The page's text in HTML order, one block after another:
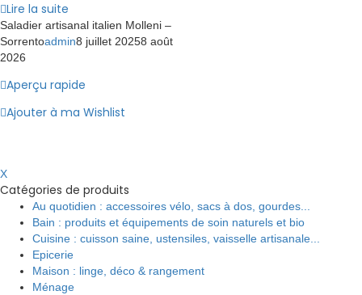
Lire la suite
Saladier artisanal italien Molleni –
Sorrentoadmin8 juillet 20258 août
2026
Aperçu rapide
Ajouter à ma Wishlist
X
Catégories de produits
Au quotidien : accessoires vélo, sacs à dos, gourdes...
Bain : produits et équipements de soin naturels et bio
Cuisine : cuisson saine, ustensiles, vaisselle artisanale...
Epicerie
Maison : linge, déco & rangement
Ménage